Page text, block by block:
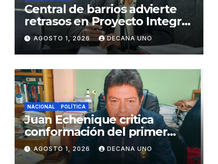
Central de barrios advierte
retrasos en Proyecto Integral
de Agua y Alcantarillado para
Juliaca
AGOSTO 1, 2026 DECANA UNO
NACIONAL POLÍTICA
Juan Echenique critica
conformación del primer
gabinete ministerial de Keiko
Fujimori
AGOSTO 1, 2026 DECANA UNO